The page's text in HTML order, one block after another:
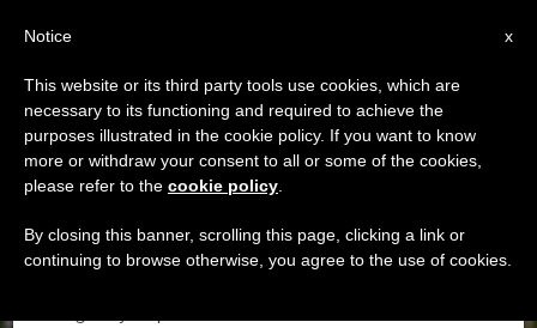
DÍA
Junio 25th, 2018
ÚLTIMAS NOTICIAS
×
Aviso importante
Del 27 de julio al 7 de agosto haremos la pausa
anual, aprovechando que en el periodo de verano
se generan menos informaciones y también el
x
Notice
This website or its third party tools use cookies, which are
necessary to its functioning and required to achieve the
purposes illustrated in the cookie policy. If you want to know
more or withdraw your consent to all or some of the cookies,
please refer to the cookie policy
By closing this banner, scrolling this page, clicking a link or
continuing to browse otherwise, you agree to the use of cookies.